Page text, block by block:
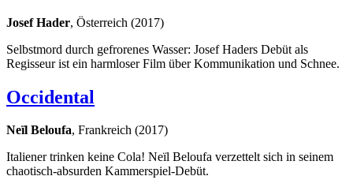
Josef Hader, Österreich (2017)
Selbstmord durch gefrorenes Wasser: Josef Haders Debüt als
Regisseur ist ein harmloser Film über Kommunikation und Schnee.
Occidental
Neïl Beloufa, Frankreich (2017)
Italiener trinken keine Cola! Neïl Beloufa verzettelt sich in seinem
chaotisch-absurden Kammerspiel-Debüt.